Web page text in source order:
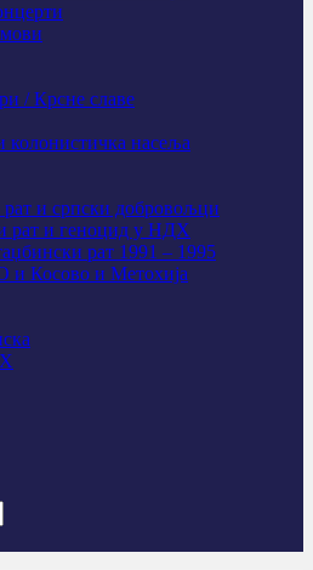
/ Крсне славе
колонистичка насеља
и српски добровољци
рат и геноцид у НДХ
рат 1991 – 1995
и Косово и Метохија